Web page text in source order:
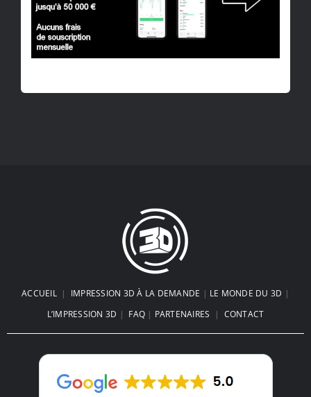
ACCUEIL| IMPRESSION 3D À LA DEMANDE | LE MONDE DU 3D |
L’IMPRESSION 3D | FAQ | PARTENAIRES | CONTACT